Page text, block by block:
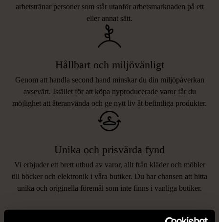
arbetstränar personer som står utanför arbetsmarknaden på ett
eller annat sätt.
Hållbart och miljövänligt
Genom att handla second hand minskar du din miljöpåverkan
avsevärt. Istället för att köpa nyproducerade varor får du
möjlighet att återanvända och ge nytt liv åt befintliga produkter.
Unika och prisvärda fynd
Vi erbjuder ett brett utbud av varor, allt från kläder och möbler
till böcker och elektronik i våra butiker. Du har chansen att hitta
unika och originella föremål som inte finns i vanliga butiker.
LIKNANDE PRODUKTER
Hitta produkter som påminner om denna